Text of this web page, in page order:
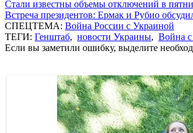
Стали известны объемы отключений в
Встреча президентов: Ермак и Рубио
СПЕЦТЕМА: Война России с Украиной
ТЕГИ: Генштаб, новости Украины, Война с
Если вы заметили ошибку, выделите